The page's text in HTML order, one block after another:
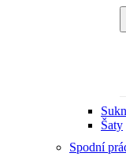
Šaty
Spodní